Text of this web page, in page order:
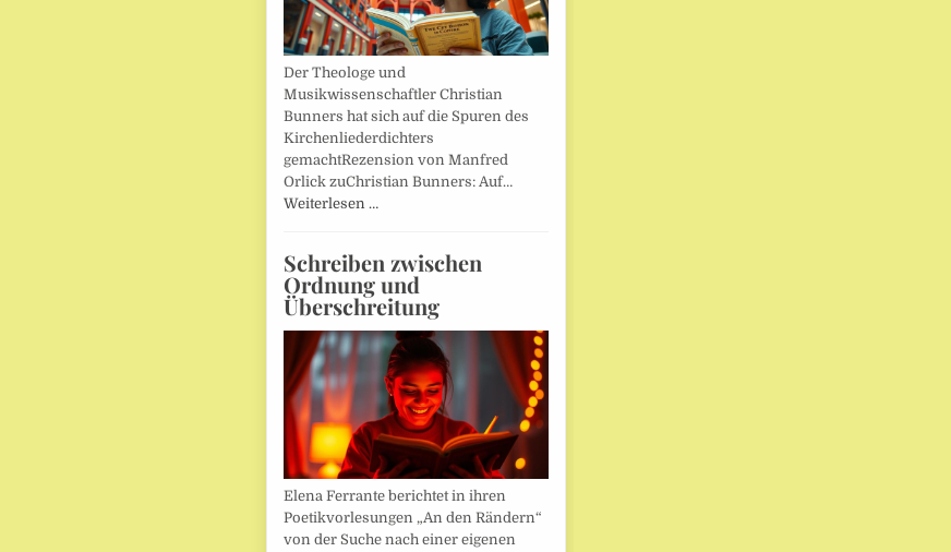
Der Theologe und
Musikwissenschaftler Christian
Bunners hat sich auf die Spuren des
Kirchenliederdichters
gemachtRezension von Manfred
Orlick zuChristian Bunners: Auf…
Weiterlesen …
Schreiben zwischen
Ordnung und
Überschreitung
Elena Ferrante berichtet in ihren
Poetikvorlesungen „An den Rändern“
von der Suche nach einer eigenen